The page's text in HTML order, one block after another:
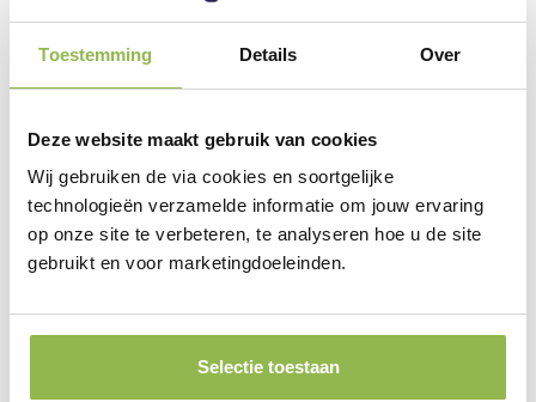
Toestemming Details Over
Deze website maakt gebruik van cookies
Wij gebruiken de via cookies en soortgelijke
technologieën verzamelde informatie om jouw ervaring
op onze site te verbeteren, te analyseren hoe u de site
gebruikt en voor marketingdoeleinden.
Selectie toestaan
plekken op het bouwterrein en onder het veld wordt
een waterbuffer aangelegd voor de opvang en